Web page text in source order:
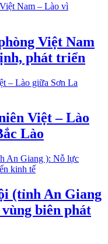
Việt Nam
phát triển
Việt – Lào
Lào
(tỉnh An Giang
biên phát